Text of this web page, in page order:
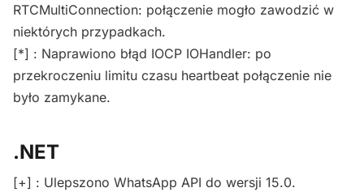
RTCMultiConnection: połączenie mogło zawodzić w
niektórych przypadkach.
[*] : Naprawiono błąd IOCP IOHandler: po
przekroczeniu limitu czasu heartbeat połączenie nie
było zamykane.
.NET
[+] : Ulepszono WhatsApp API do wersji 15.0.